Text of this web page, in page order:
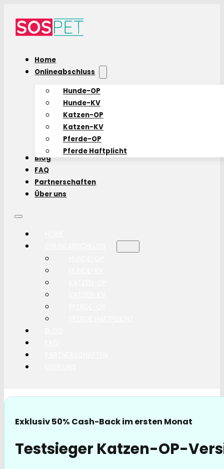
Home
Onlineabschluss
Hunde-OP
Hunde-KV
Katzen-OP
Katzen-KV
Pferde-OP
Pferde Haftplicht
Blog
FAQ
Partnerschaften
Über uns
Exklusiv 50% Cash-Back im ersten Monat
Testsieger Katzen-OP-